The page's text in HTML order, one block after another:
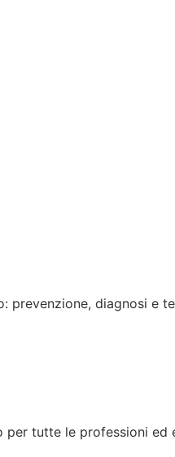
prevenzione, diagnosi e
tutte le professioni